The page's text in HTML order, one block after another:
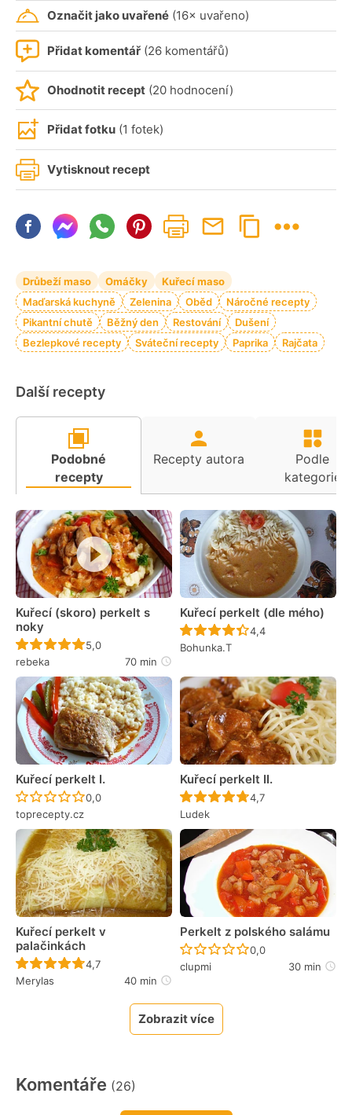
Označit jako uvařené (16× uvařeno)
Přidat komentář (26 komentářů)
Ohodnotit recept (20 hodnocení)
Přidat fotku (1 fotek)
Vytisknout recept
Drůbeží maso Omáčky
Kuřecí maso
Maďarská kuchyně
Zelenina Oběd
Náročné recepty
Pikantní chutě
Běžný den Restování
Dušení
Bezlepkové recepty
Sváteční recepty Paprika Rajčata
Další recepty
Podobné
recepty
Recepty autora
Podle
kategorie
Kuřecí (skoro) perkelt s
noky
Recept ještě nebyl hodnocen
5,0
rebeka
70 min
Kuřecí perkelt (dle mého)
Recept ještě nebyl
4,4
Bohunka.T
Kuřecí perkelt I.
Recept ještě nebyl hodnocen
0,0
toprecepty.cz
Kuřecí perkelt II.
Recept ještě nebyl
4,7
Ludek
Kuřecí perkelt v
palačinkách
Recept ještě nebyl hodnocen
4,7
Merylas
40 min
Perkelt z polského salámu
Recept ještě nebyl
0,0
clupmi
30 min
Zobrazit více
Komentáře (26)